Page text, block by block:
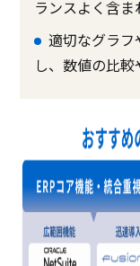
ランスよく含ま
適切なグラフ
し、数値の比較